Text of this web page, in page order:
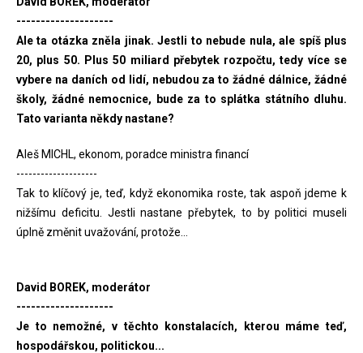
--------------------
Ale ta otázka zněla jinak. Jestli to nebude nula, ale spíš plus
20, plus 50. Plus 50 miliard přebytek rozpočtu, tedy více se
vybere na daních od lidí, nebudou za to žádné dálnice, žádné
školy, žádné nemocnice, bude za to splátka státního dluhu.
Tato varianta někdy nastane?
Aleš MICHL, ekonom, poradce ministra financí
--------------------
Tak to klíčový je, teď, když ekonomika roste, tak aspoň jdeme k
nižšímu deficitu. Jestli nastane přebytek, to by politici museli
úplně změnit uvažování, protože...
David BOREK, moderátor
--------------------
Je to nemožné, v těchto konstalacích, kterou máme teď,
hospodářskou, politickou...